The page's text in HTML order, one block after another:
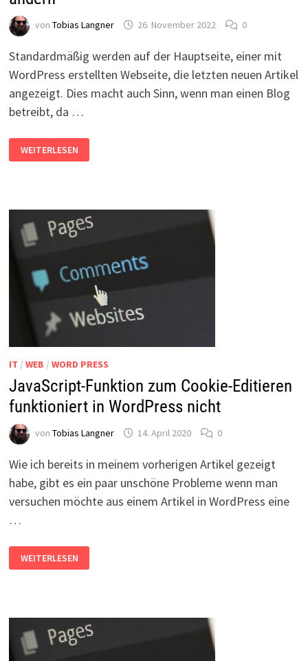
von Tobias Langner 26. November 2022 0
Standardmäßig werden auf der Hauptseite, einer mit
WordPress erstellten Webseite, die letzten neuen Artikel
angezeigt. Dies macht auch Sinn, wenn man einen Blog
betreibt, da …
STARTSEITE
FESTLEGEN
WEITERLESEN
IT / WEB / WORD PRESS
JavaScript-Funktion zum Cookie-Editieren
funktioniert in WordPress nicht
von Tobias Langner 14. April 2020 0
Wie ich bereits in meinem vorherigen Artikel gezeigt
habe, gibt es ein paar unschöne Probleme wenn man
versuchen möchte aus einem Artikel in WordPress eine
…
FUNKTION
ZUM
WORDPRESS
NICHT
WEITERLESEN